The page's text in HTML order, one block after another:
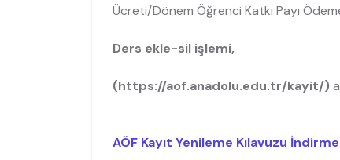
Ücreti/Dönem Öğrenci Katkı Payı
Ders ekle-sil işlemi,
(https://aof.anadolu.edu.tr/kayit/)
AÖF Kayıt Yenileme Kılavuzu